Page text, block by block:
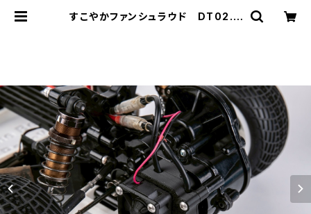
すこやかファンシュラウド DT02.0